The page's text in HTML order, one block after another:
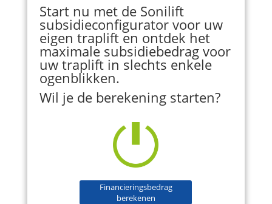
Start nu met de Sonilift
subsidieconfigurator voor uw
eigen traplift en ontdek het
maximale subsidiebedrag voor
uw traplift in slechts enkele
ogenblikken.
Wil je de berekening starten?
Financieringsbedrag
berekenen